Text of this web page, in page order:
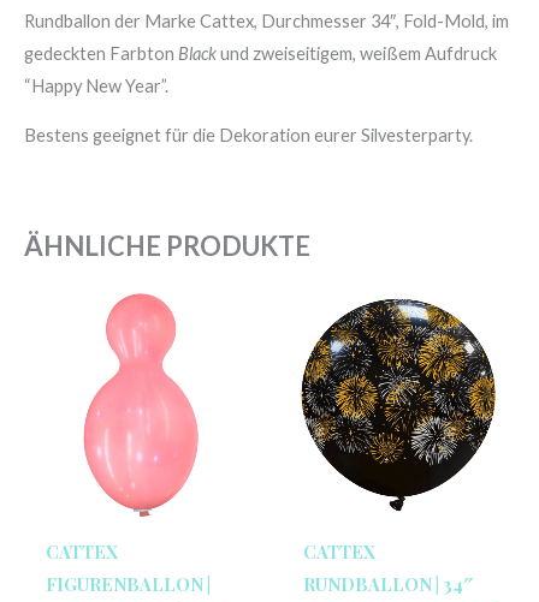
Rundballon der Marke Cattex, Durchmesser 34″, Fold-Mold, im
gedeckten Farbton Blackund zweiseitigem, weißem Aufdruck
“Happy New Year”.
Bestens geeignet für die Dekoration eurer Silvesterparty.
ÄHNLICHE PRODUKTE
CATTEX
FIGURENBALLON |
CATTEX
RUNDBALLON | 34″